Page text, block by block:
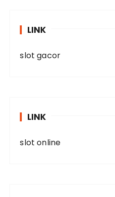
LINK
slot gacor
LINK
slot online